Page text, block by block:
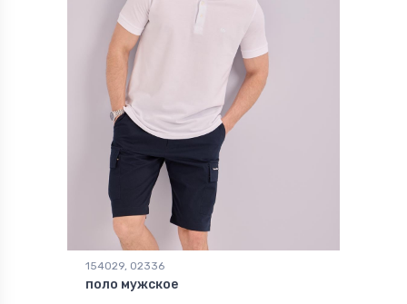
154029, 02336
поло мужское